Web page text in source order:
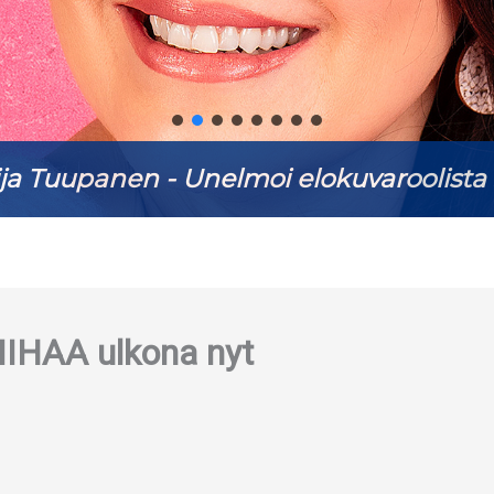
Tuupanen - Unelmoi elokuvaroolista
ulkona nyt